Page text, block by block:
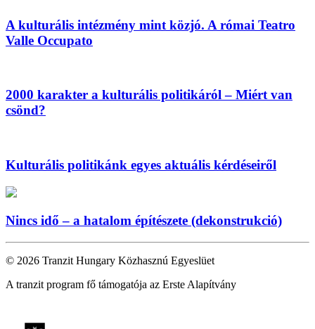
A kulturális intézmény mint közjó. A római Teatro
Valle Occupato
2000 karakter a kulturális politikáról – Miért van
csönd?
Kulturális politikánk egyes aktuális kérdéseiről
Nincs idő – a hatalom építészete (dekonstrukció)
© 2026 Tranzit Hungary Közhasznú Egyeslüet
A tranzit program fő támogatója az Erste Alapítvány